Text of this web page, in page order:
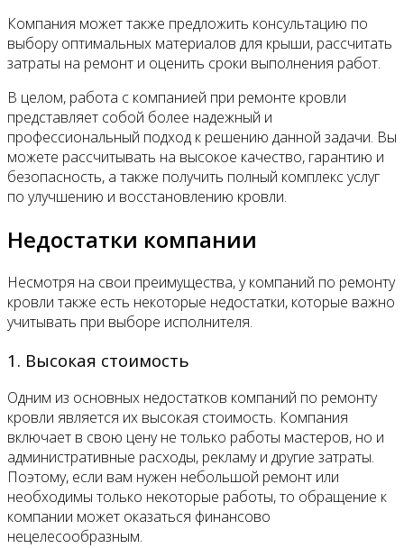
Компания может также предложить консультацию по
выбору оптимальных материалов для крыши, рассчитать
затраты на ремонт и оценить сроки выполнения работ.
В целом, работа с компанией при ремонте кровли
представляет собой более надежный и
профессиональный подход к решению данной задачи. Вы
можете рассчитывать на высокое качество, гарантию и
безопасность, а также получить полный комплекс услуг
по улучшению и восстановлению кровли.
Недостатки компании
Несмотря на свои преимущества, у компаний по ремонту
кровли также есть некоторые недостатки, которые важно
учитывать при выборе исполнителя.
1. Высокая стоимость
Одним из основных недостатков компаний по ремонту
кровли является их высокая стоимость. Компания
включает в свою цену не только работы мастеров, но и
административные расходы, рекламу и другие затраты.
Поэтому, если вам нужен небольшой ремонт или
необходимы только некоторые работы, то обращение к
компании может оказаться финансово
нецелесообразным.